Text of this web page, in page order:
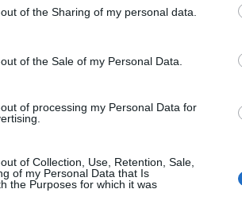
of the Sharing of my personal data.
of the Sale of my Personal Data.
of processing my Personal Data for
of Collection, Use, Retention, Sale,
of my Personal Data that Is
the Purposes for which it was